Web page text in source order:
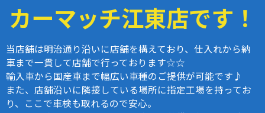
カーマッチ江東店です！
当店舗は明治通り沿いに店舗を構えており、仕入れから納
車まで一貫して店舗で行っております☆☆
輸入車から国産車まで幅広い車種のご提供が可能です♪
また、店舗沿いに隣接している場所に指定工場を持ってお
り、ここで車検も取れるので安心。